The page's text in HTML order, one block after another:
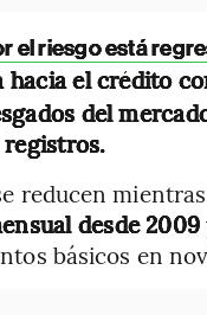
el riesgo está
hacia el crédito
del
reducen mientras
desde 2009
básicos en